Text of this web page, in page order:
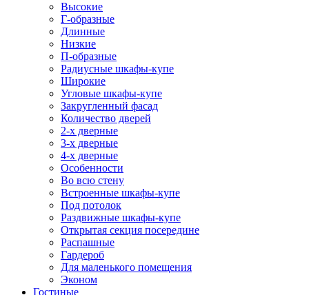
Высокие
Г-образные
Длинные
Низкие
П-образные
Радиусные шкафы-купе
Широкие
Угловые шкафы-купе
Закругленный фасад
Количество дверей
2-х дверные
3-х дверные
4-х дверные
Особенности
Во всю стену
Встроенные шкафы-купе
Под потолок
Раздвижные шкафы-купе
Открытая секция посередине
Распашные
Гардероб
Для маленького помещения
Эконом
Гостиные